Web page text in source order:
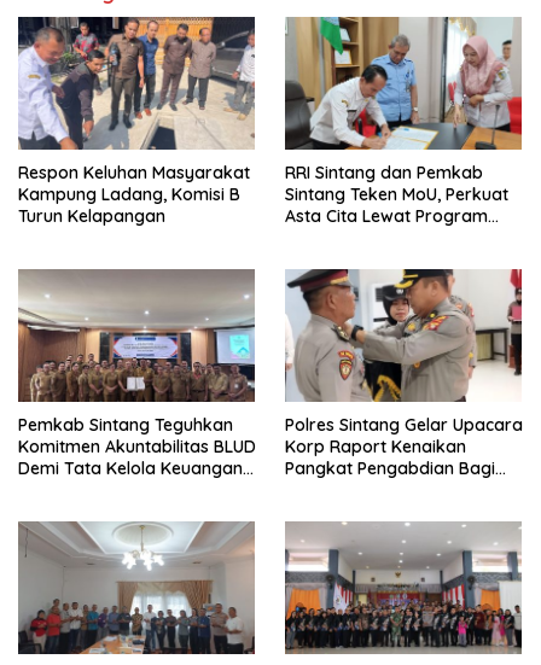
Respon Keluhan Masyarakat
Kampung Ladang, Komisi B
Turun Kelapangan
RRI Sintang dan Pemkab
Sintang Teken MoU, Perkuat
Asta Cita Lewat Program
Pemkab Sintang Teguhkan
Komitmen Akuntabilitas BLUD
Demi Tata Kelola Keuangan
Polres Sintang Gelar Upacara
Korp Raport Kenaikan
Pangkat Pengabdian Bagi